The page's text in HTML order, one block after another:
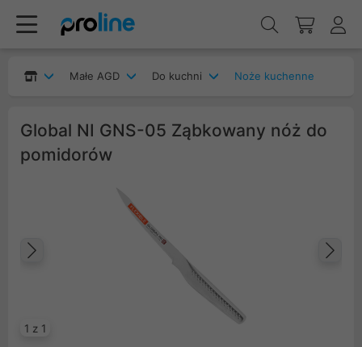
Małe AGD Do kuchni Noże kuchenne
Global NI GNS-05 Ząbkowany nóż do
pomidorów
1 z 1